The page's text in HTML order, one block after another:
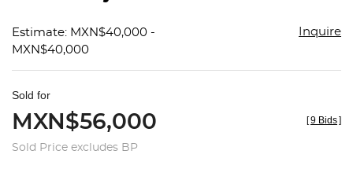
Estimate: MXN$40,000 -
MXN$40,000
Inquire
Sold for
MXN$56,000
Sold Price excludes BP
[9 Bids]